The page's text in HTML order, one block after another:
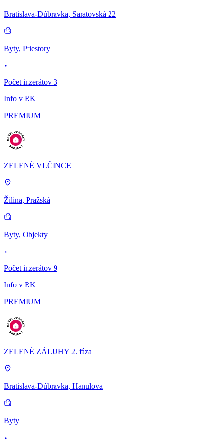
Bratislava-Dúbravka, Saratovská 22
Byty, Priestory
Počet inzerátov 3
Info v RK
PREMIUM
ZELENÉ VLČINCE
Žilina, Pražská
Byty, Objekty
Počet inzerátov 9
Info v RK
PREMIUM
ZELENÉ ZÁLUHY 2. fáza
Bratislava-Dúbravka, Hanulova
Byty